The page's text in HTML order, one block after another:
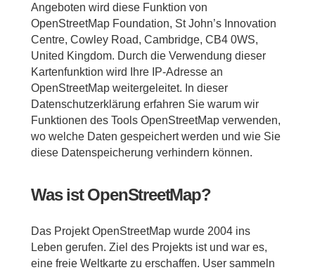
Angeboten wird diese Funktion von
OpenStreetMap Foundation, St John’s Innovation
Centre, Cowley Road, Cambridge, CB4 0WS,
United Kingdom. Durch die Verwendung dieser
Kartenfunktion wird Ihre IP-Adresse an
OpenStreetMap weitergeleitet. In dieser
Datenschutzerklärung erfahren Sie warum wir
Funktionen des Tools OpenStreetMap verwenden,
wo welche Daten gespeichert werden und wie Sie
diese Datenspeicherung verhindern können.
Was ist OpenStreetMap?
Das Projekt OpenStreetMap wurde 2004 ins
Leben gerufen. Ziel des Projekts ist und war es,
eine freie Weltkarte zu erschaffen. User sammeln